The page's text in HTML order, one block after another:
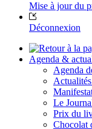
Mise à jour du
Déconnexion
Agenda &
Agenda
Le
Prix du
Chocolat